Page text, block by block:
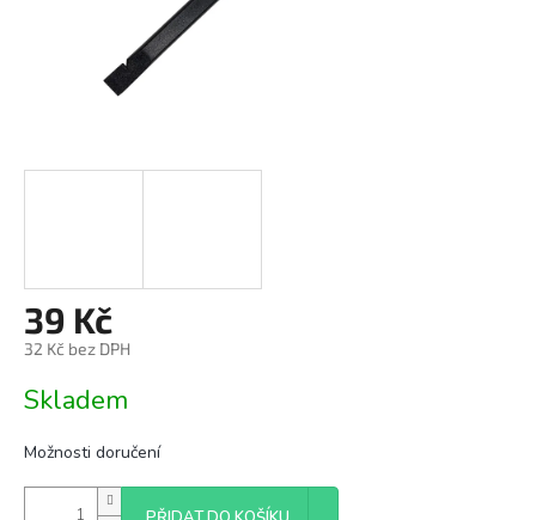
39 Kč
32 Kč bez DPH
cena:
Skladem
Možnosti doručení